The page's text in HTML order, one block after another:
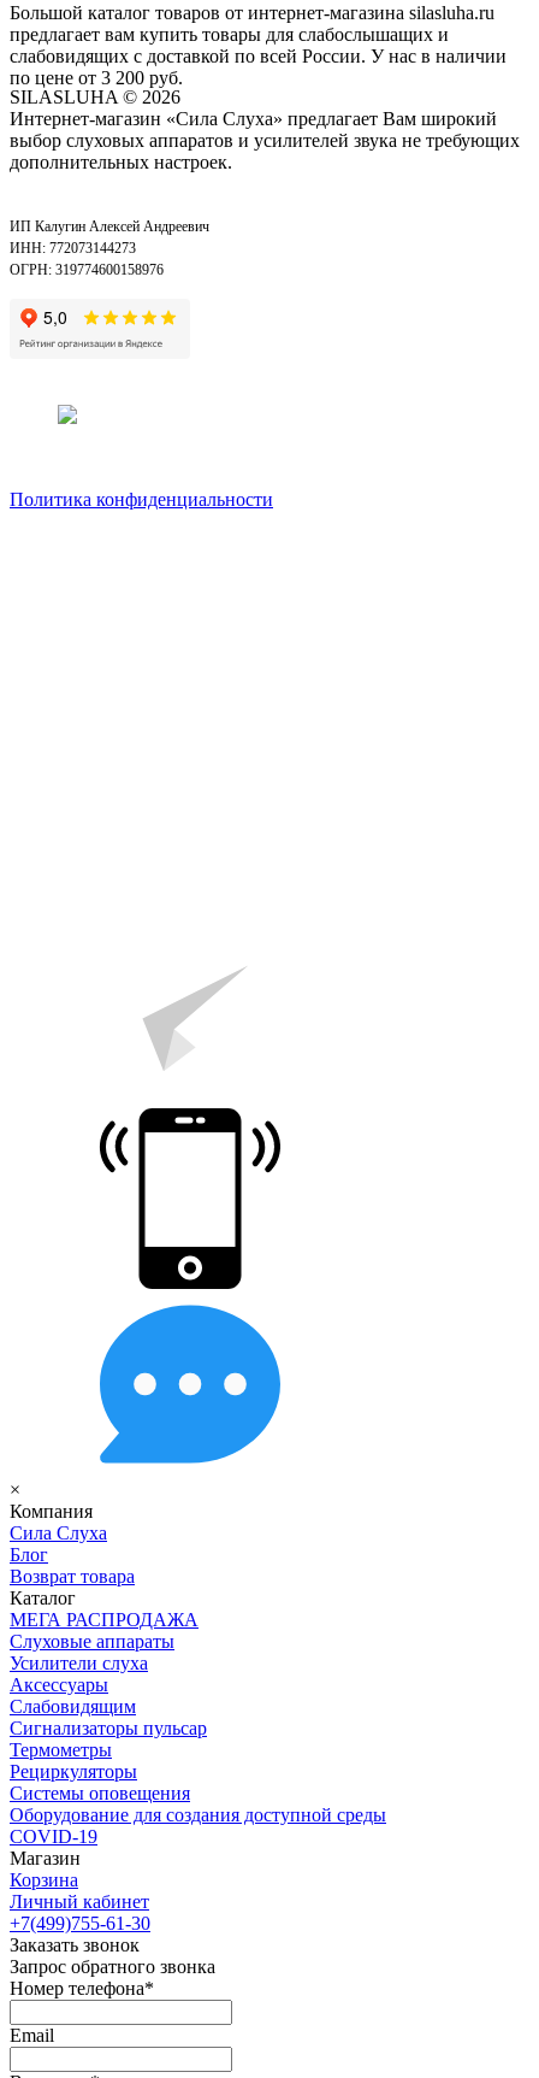
Большой каталог товаров от интернет-магазина silasluha.ru
предлагает вам купить товары для слабослышащих и
слабовидящих с доставкой по всей России. У нас в наличии
по цене от 3 200 руб.
SILASLUHA © 2026
Интернет-магазин «Сила Слуха» предлагает Вам широкий
выбор слуховых аппаратов и усилителей звука не требующих
дополнительных настроек.
ИП Калугин Алексей Андреевич
ИНН: 772073144273
ОГРН: 319774600158976
Политика конфиденциальности
×
Компания
Сила Слуха
Блог
Возврат товара
Каталог
МЕГА РАСПРОДАЖА
Слуховые аппараты
Усилители слуха
Аксессуары
Слабовидящим
Сигнализаторы пульсар
Термометры
Рециркуляторы
Cистемы оповещения
Оборудование для создания доступной среды
COVID-19
Магазин
Корзина
Личный кабинет
+7(499)755-61-30
Заказать звонок
Запрос обратного звонка
Номер телефона*
Email